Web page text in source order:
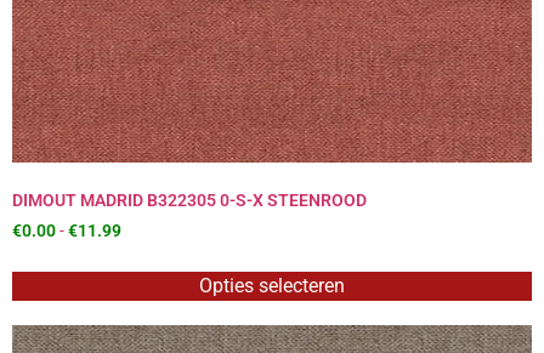
DIMOUT MADRID B322305 0-S-X STEENROOD
€0.00-€11.99
Opties selecteren